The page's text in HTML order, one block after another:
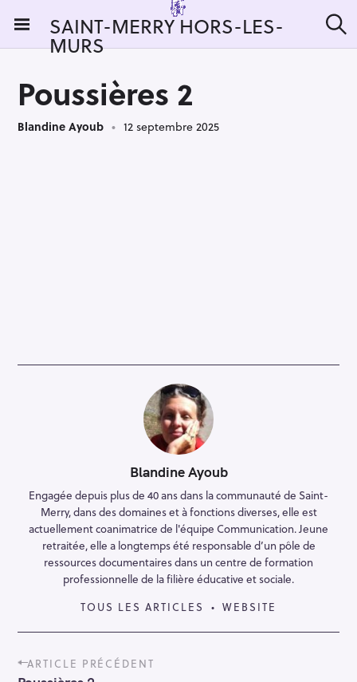
i
SAINT-MERRY HORS-LES-
MURS e
Poussières 2
Blandine Ayoub 12 septembre 2025
Blandine Ayoub
Engagée depuis plus de 40 ans dans la communauté de Saint-
Merry, dans des domaines et à fonctions diverses, elle est
actuellement coanimatrice de l'équipe Communication. Jeune
retraitée, elle a longtemps été responsable d’un pôle de
ressources documentaires dans un centre de formation
professionnelle de la filière éducative et sociale.
TOUS LES ARTICLES
WEBSITE
P
oARTICLE PRÉCÉDENT